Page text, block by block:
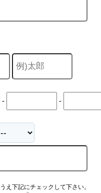
- -
え下記にチェックして下さい。